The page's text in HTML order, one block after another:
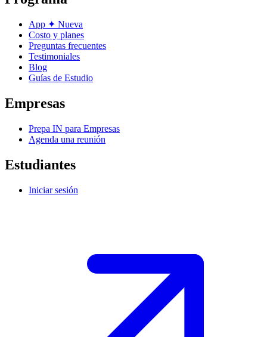
App ✦ Nueva
Costo y planes
Preguntas frecuentes
Testimoniales
Blog
Guías de Estudio
Empresas
Prepa IN para Empresas
Agenda una reunión
Estudiantes
Iniciar sesión